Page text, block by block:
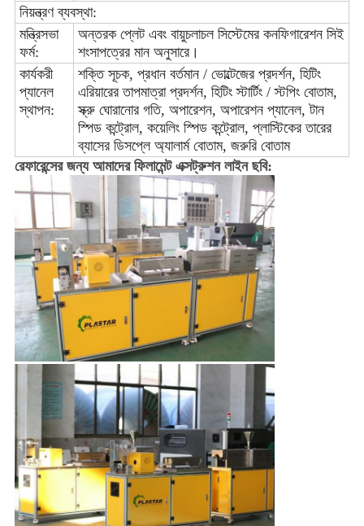
নিয়ন্ত্রণ ব্যবস্থা:
মন্ত্রিসভা
ফর্ম:
অন্তরক প্লেট এবং বায়ুচলাচল সিস্টেমের কনফিগারেশন সিই
শংসাপত্রের মান অনুসারে।
কার্যকরী
প্যানেল
স্থাপন:
শক্তি সূচক, প্রধান বর্তমান / ভোল্টেজের প্রদর্শন, হিটিং
এরিয়ারের তাপমাত্রা প্রদর্শন, হিটিং স্টার্টিং / স্টপিং বোতাম,
স্ক্রু ঘোরানোর গতি, অপারেশন, অপারেশন প্যানেল, টান
স্পিড কন্ট্রোল, কয়েলিং স্পিড কন্ট্রোল, প্লাস্টিকের তারের
ব্যাসের ডিসপ্লে অ্যালার্ম বোতাম, জরুরি বোতাম
রেফারেন্সের জন্য আমাদের ফিলামেন্ট এক্সট্রুশন লাইন ছবি: